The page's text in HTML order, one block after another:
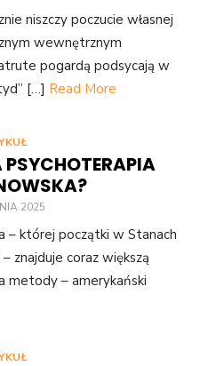
niszczy poczucie własnej
wewnętrznym
pogardą podsycają w
[…] Read More
2025
– której początki w Stanach
znajduje coraz większą
metody – amerykański